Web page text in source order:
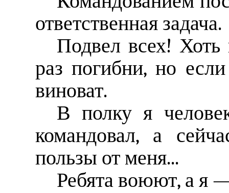
ответственная задача.
Подвел всех! Хоть
раз погибни, но
виноват.
В полку я
командовал, а
пользы от меня...
Ребята воюют, а я